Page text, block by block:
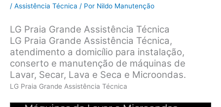
/ Assistência Técnica / Por Nildo Manutenção
LG Praia Grande Assistência Técnica
LG Praia Grande Assistência Técnica,
atendimento a domicílio para instalação,
conserto e manutenção de máquinas de
Lavar, Secar, Lava e Seca e Microondas.
LG Praia Grande Assistência Técnica